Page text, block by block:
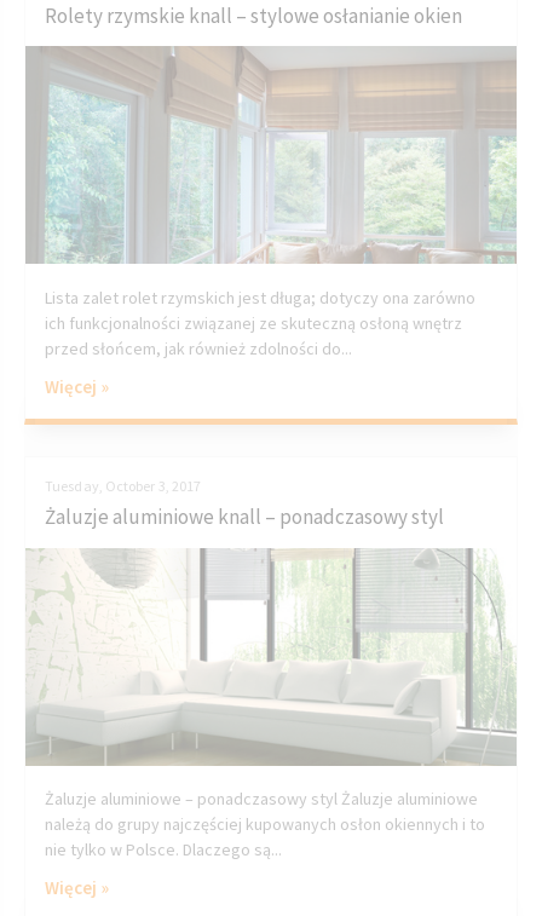
Rolety rzymskie knall – stylowe osłanianie okien
Lista zalet rolet rzymskich jest długa; dotyczy ona zarówno
ich funkcjonalności związanej ze skuteczną osłoną wnętrz
przed słońcem, jak również zdolności do...
Więcej »
Tuesday, October 3, 2017
Żaluzje aluminiowe knall – ponadczasowy styl
Żaluzje aluminiowe – ponadczasowy styl Żaluzje aluminiowe
należą do grupy najczęściej kupowanych osłon okiennych i to
nie tylko w Polsce. Dlaczego są...
Więcej »